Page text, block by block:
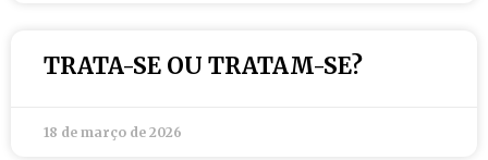
TRATA-SE OU TRATAM-SE?
18 de março de 2026